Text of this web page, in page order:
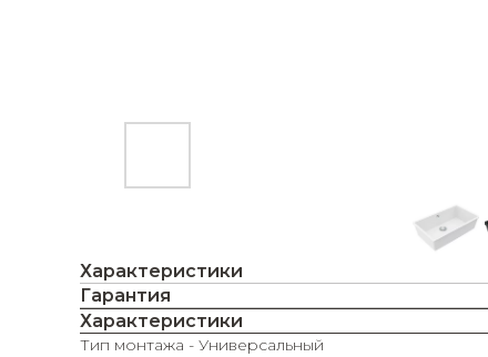
Характеристики
Гарантия
Характеристики
Тип монтажа - Универсальный